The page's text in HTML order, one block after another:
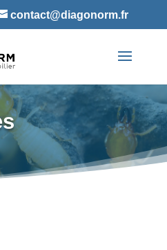
contact@diagonorm.fr